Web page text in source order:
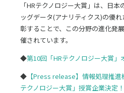
「HRテクノロジー大賞」は、日
ッグデータ(アナリティクス)の優
彰することで、この分野の進化発
催されています。
◆第10回「HRテクノロジー大賞」
◆ 【Press release】情報処理推
テクノロジー大賞」授賞企業決定！